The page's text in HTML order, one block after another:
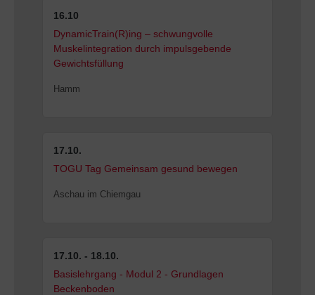
16.10
DynamicTrain(R)ing – schwungvolle
Muskelintegration durch impulsgebende
Gewichtsfüllung
Hamm
17.10.
TOGU Tag Gemeinsam gesund bewegen
Aschau im Chiemgau
17.10. - 18.10.
Basislehrgang - Modul 2 - Grundlagen
Beckenboden